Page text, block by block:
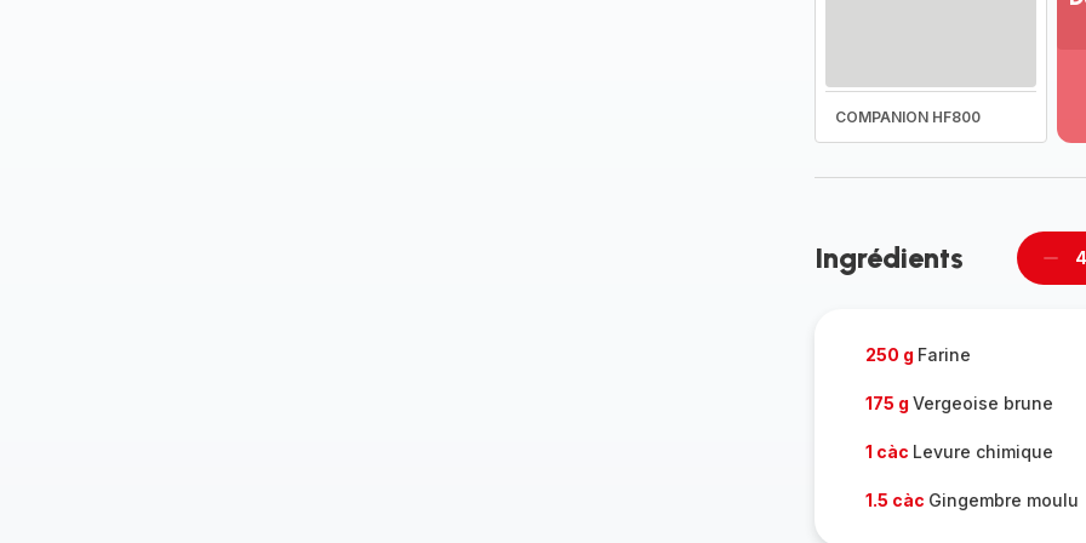
COMPANION HF800
la
Ingrédients
250 g Farine
175 g Vergeoise brune
1 càc Levure chimique
1.5 càc Gingembre moulu